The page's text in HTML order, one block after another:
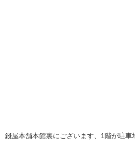
錢屋本舗本館裏にございます、1階が駐車